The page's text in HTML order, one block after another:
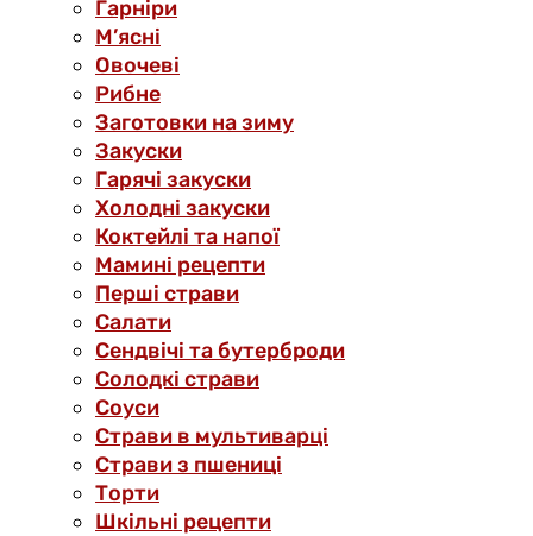
Гарніри
М’ясні
Овочеві
Рибне
Заготовки на зиму
Закуски
Гарячі закуски
Холодні закуски
Коктейлі та напої
Мамині рецепти
Перші страви
Салати
Сендвічі та бутерброди
Солодкі страви
Соуси
Страви в мультиварці
Страви з пшениці
Торти
Шкільні рецепти